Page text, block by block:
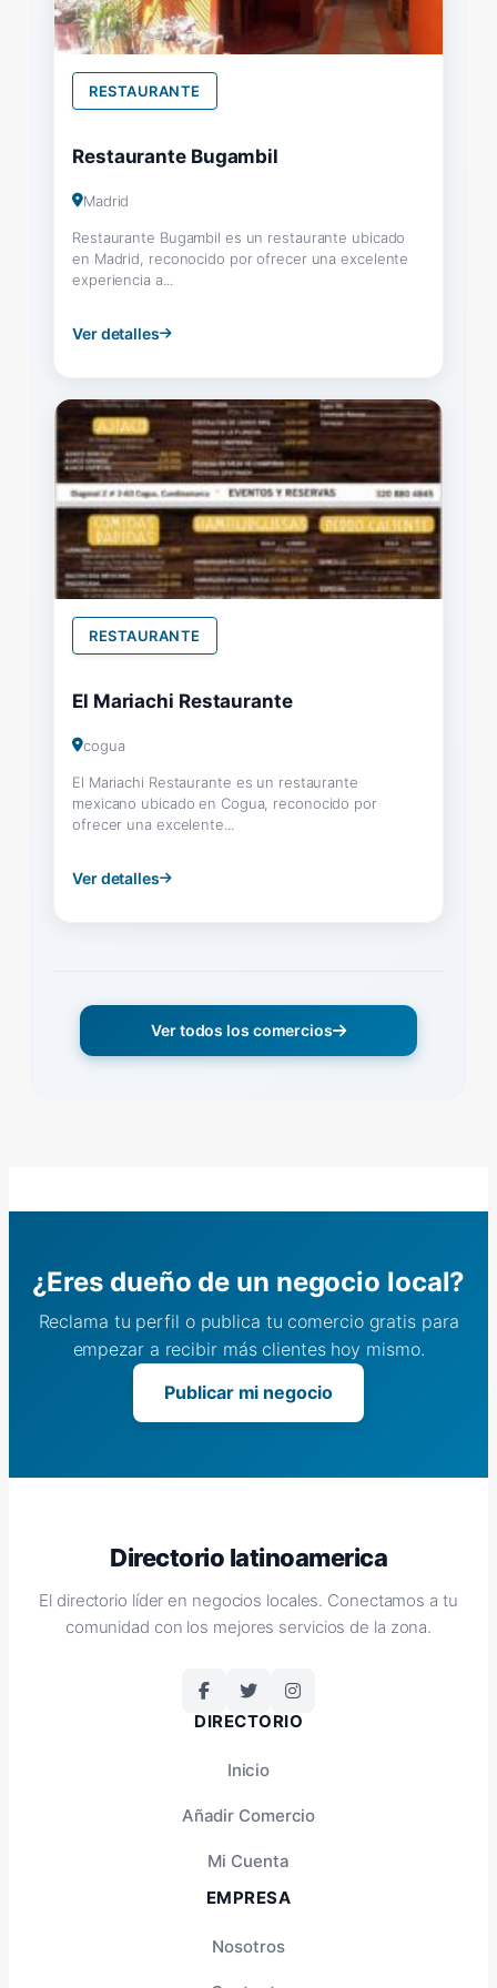
RESTAURANTE
Restaurante Bugambil
Madrid
Restaurante Bugambil es un restaurante ubicado
en Madrid, reconocido por ofrecer una excelente
experiencia a...
Ver detalles
RESTAURANTE
El Mariachi Restaurante
cogua
El Mariachi Restaurante es un restaurante
mexicano ubicado en Cogua, reconocido por
ofrecer una excelente...
Ver detalles
Ver todos los comercios
¿Eres dueño de un negocio local?
Reclama tu perfil o publica tu comercio gratis para
empezar a recibir más clientes hoy mismo.
Publicar mi negocio
Directorio latinoamerica
El directorio líder en negocios locales. Conectamos a tu
comunidad con los mejores servicios de la zona.
DIRECTORIO
Inicio
Añadir Comercio
Mi Cuenta
EMPRESA
Nosotros